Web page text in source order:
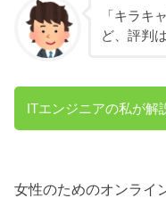
「キラキ
ど、評判
ITエンジニアの私が解
女性のためのオンライ